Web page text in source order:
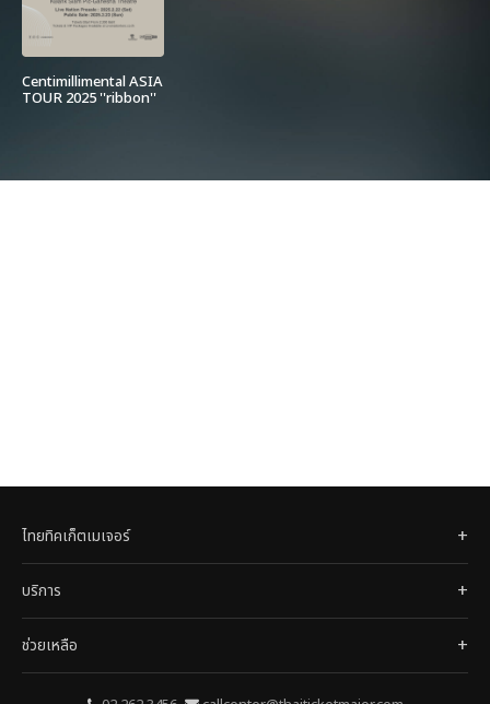
Centimillimental ASIA
TOUR 2025 ''ribbon''
ไทยทิคเก็ตเมเจอร์
บริการ
ช่วยเหลือ